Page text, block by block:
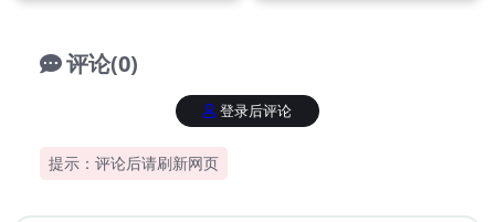
评论(0)
提示：评论后请刷新网页
登录后评论